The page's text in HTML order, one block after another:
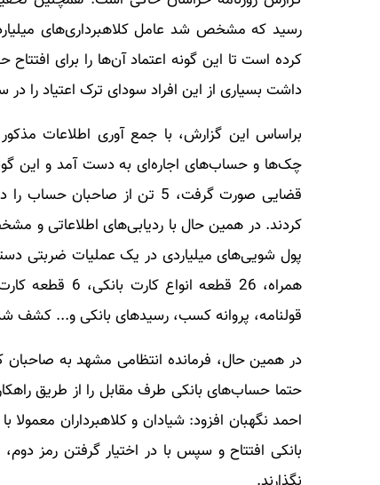
رسید که مشخص شد عامل کلاهبرداری‌های
کرده است تا این گونه اعتماد آن‌ها را برای
داشت بسیاری از این افراد سودای ترک اعتیاد را
براساس این گزارش، با جمع آوری اطلاعات
چک‌ها و حساب‌های اجاره‌ای به دست آمد و این
قضایی صورت گرفت، 5 تن از
کردند. در همین حال با ردیابی‌های اطلاعاتی و
همراه، 26
قولنامه، پروانه کسب، رسیدهای بانکی و... کشف
در همین حال، فرمانده انتظامی مشهد به صاحبان
حتما حساب‌های بانکی طرف مقابل را از طریق
احمد نگهبان افزود: شیادان و کلاهبرداران معمولا
بانکی افتتاح و سپس با در اختیار گرفتن رمز